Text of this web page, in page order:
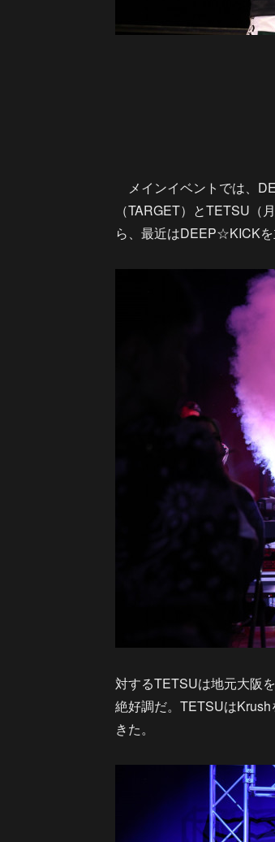
メインイベントでは、
（TARGET）とTETSU（
ら、最近はDEEP☆KICKを
対するTETSUは地元大阪
絶好調だ。TETSUは
きた。